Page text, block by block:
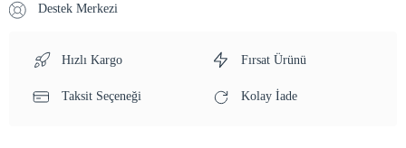
Destek Merkezi
Hızlı Kargo Fırsat Ürünü
Taksit Seçeneği Kolay İade